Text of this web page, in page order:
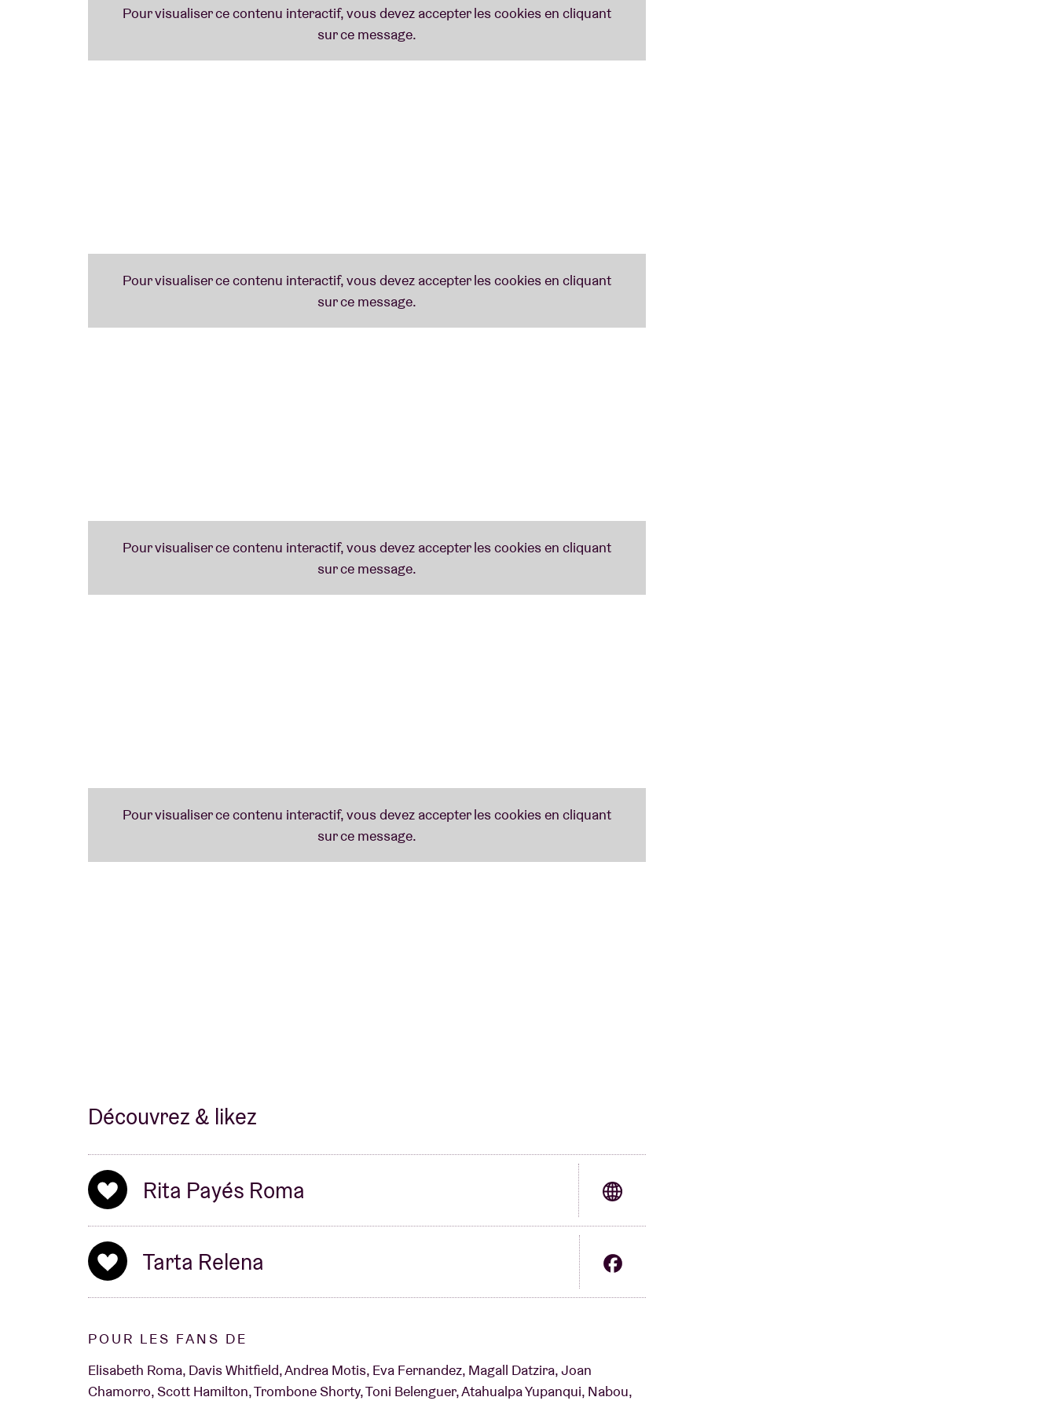
Découvrez & likez
Rita Payés Roma
Tarta Relena
POUR LES FANS DE
Elisabeth Roma, Davis Whitfield, Andrea Motis, Eva Fernandez, Magall Datzira, Joan
Chamorro, Scott Hamilton, Trombone Shorty, Toni Belenguer, Atahualpa Yupanqui, Nabou,